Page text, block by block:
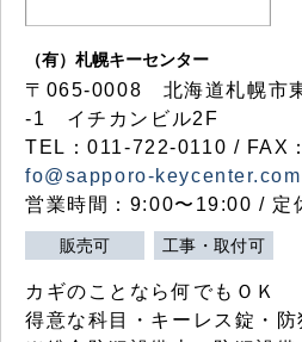
（有）札幌キーセンター
〒065-0008 北海道札幌市
-1 イチカンビル2F
TEL：011-722-0110 / FAX
fo@sapporo-keycenter.com
営業時間：9:00〜19:00 / 定
販売可 工事・取付可
カギのことなら何でもＯＫ
得意な科目・キーレス錠・